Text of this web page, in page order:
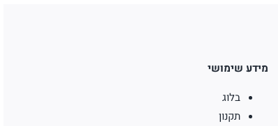
מידע שימושי
בלוג
תקנון